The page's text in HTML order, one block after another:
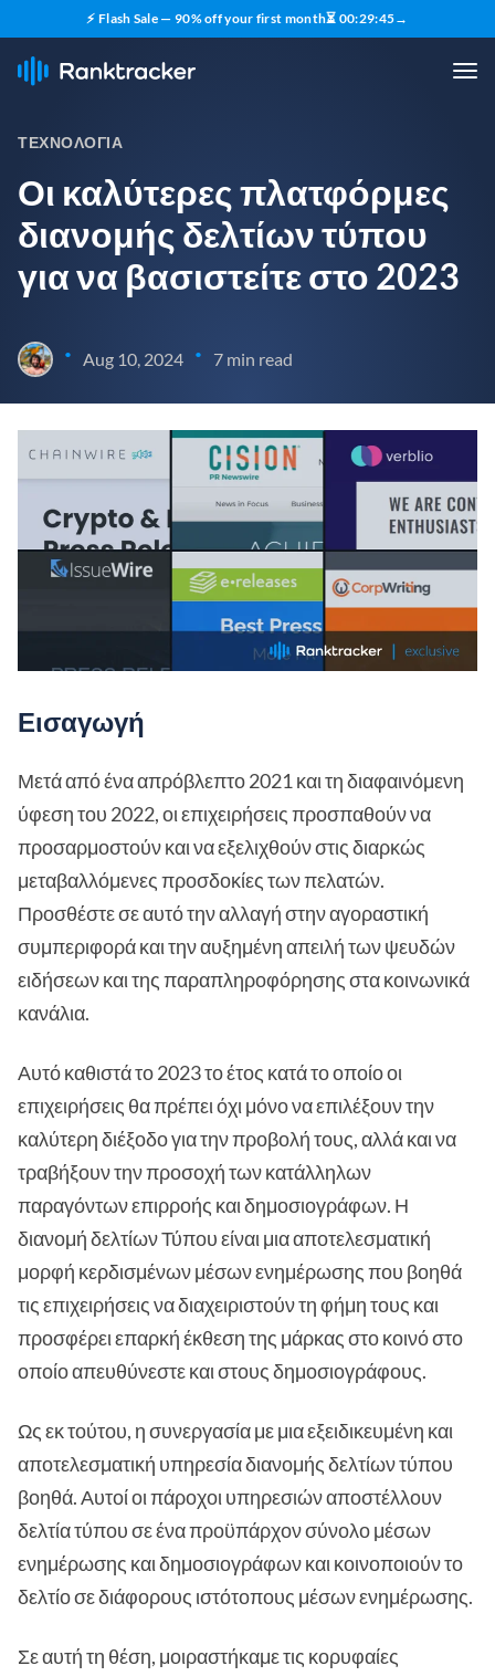
⚡ Flash Sale — 90% off your first month⏳ 00:29:44→
ΤΕΧΝΟΛΟΓΊΑ
Οι καλύτερες πλατφόρμες
διανομής δελτίων τύπου
για να βασιστείτε στο 2023
• Aug 10, 2024 • 7 min read
Εισαγωγή
Μετά από ένα απρόβλεπτο 2021 και τη διαφαινόμενη
ύφεση του 2022, οι επιχειρήσεις προσπαθούν να
προσαρμοστούν και να εξελιχθούν στις διαρκώς
μεταβαλλόμενες προσδοκίες των πελατών.
Προσθέστε σε αυτό την αλλαγή στην αγοραστική
συμπεριφορά και την αυξημένη απειλή των ψευδών
ειδήσεων και της παραπληροφόρησης στα κοινωνικά
κανάλια.
Αυτό καθιστά το 2023 το έτος κατά το οποίο οι
επιχειρήσεις θα πρέπει όχι μόνο να επιλέξουν την
καλύτερη διέξοδο για την προβολή τους, αλλά και να
τραβήξουν την προσοχή των κατάλληλων
παραγόντων επιρροής και δημοσιογράφων. Η
διανομή δελτίων Τύπου είναι μια αποτελεσματική
μορφή κερδισμένων μέσων ενημέρωσης που βοηθά
τις επιχειρήσεις να διαχειριστούν τη φήμη τους και
προσφέρει επαρκή έκθεση της μάρκας στο κοινό στο
οποίο απευθύνεστε και στους δημοσιογράφους.
Ως εκ τούτου, η συνεργασία με μια εξειδικευμένη και
αποτελεσματική υπηρεσία διανομής δελτίων τύπου
βοηθά. Αυτοί οι πάροχοι υπηρεσιών αποστέλλουν
δελτία τύπου σε ένα προϋπάρχον σύνολο μέσων
ενημέρωσης και δημοσιογράφων και κοινοποιούν το
δελτίο σε διάφορους ιστότοπους μέσων ενημέρωσης.
Σε αυτή τη θέση, μοιραστήκαμε τις κορυφαίες